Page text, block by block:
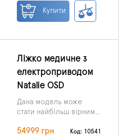
і зручність для
доглядальників.
Купити
Ліжко медичне з
електроприводом
Natalie OSD
Дана модель може
стати найбільш вірним
які проходять
54999 грн Код: 10541